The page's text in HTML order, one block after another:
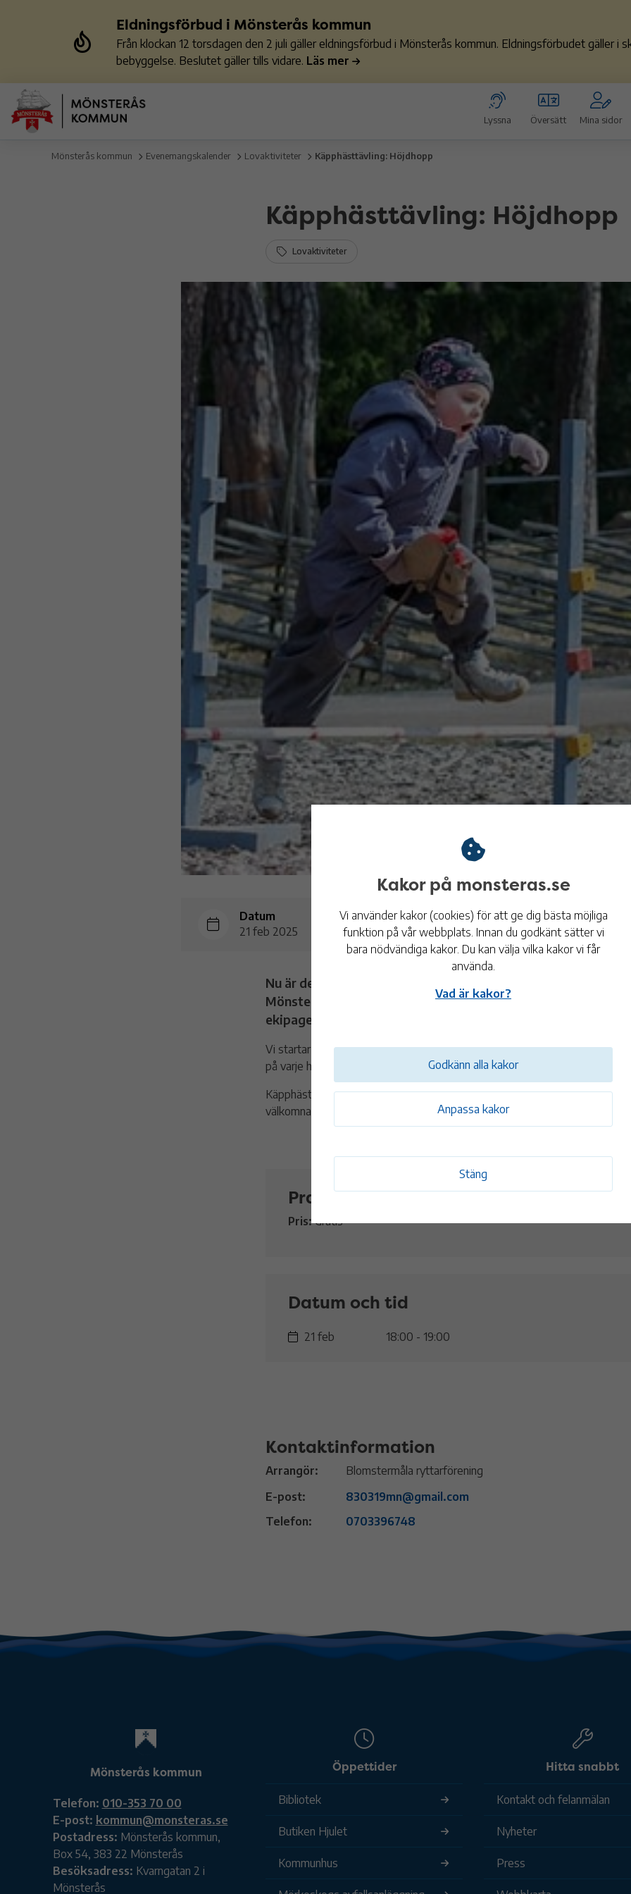
Eldningsförbud i Mönsterås kommun
Från klockan 12 torsdagen den 2 juli gäller eldningsförbud i Mönsterås kommun. Eldningsförbudet gäller i
bebyggelse. Beslutet gäller tills vidare. Läs mer
Lyssna Översätt Mina sidor
Mönsterås kommun Evenemangskalender Lovaktiviteter Käpphästtävling: Höjdhopp
Käpphästtävling: Höjdhopp
Lovaktiviteter
Datum
21 feb 2025
Tid
18:00 - 19:00
Nu är det dags att kora årets höjdhoppare till käpphäst!
Mönsterås kommuns spänstigaste och med mest
ekipage?
Vi startar på 10cm och sen höjer vi för varje omgång. Varje ekipage har
på varje höjd. Vinner gör den som hoppar högst! Rosett till vinnaren!
Käpphäst finns att låna på plats, men du kan också ta med egen häst. Varmt
välkomna!
Praktisk information
Pris: Gratis
Datum och tid
21 feb 18:00 - 19:00
Kontaktinformation
Arrangör:
Blomstermåla ryttarförening
E-post:
830319mn@gmail.com
Telefon:
0703396748
Mönsterås kommun
Telefon: 010-353 70 00
E-post: kommun@monsteras.se
Postadress: Mönsterås kommun,
Box 54, 383 22 Mönsterås
Besöksadress: Kvarngatan 2 i
Mönsterås
Öppettider
Bibliotek
Butiken Hjulet
Kommunhus
Hitta snabbt
Kontakt och felanmälan
Nyheter
Press
Kakor på monsteras.se
Vi använder kakor (cookies) för att ge dig bästa möjliga
funktion på vår webbplats. Innan du godkänt sätter vi
bara nödvändiga kakor. Du kan välja vilka kakor vi får
använda.
Vad är kakor?
Anpassa kakor
Stäng
Godkänn alla kakor